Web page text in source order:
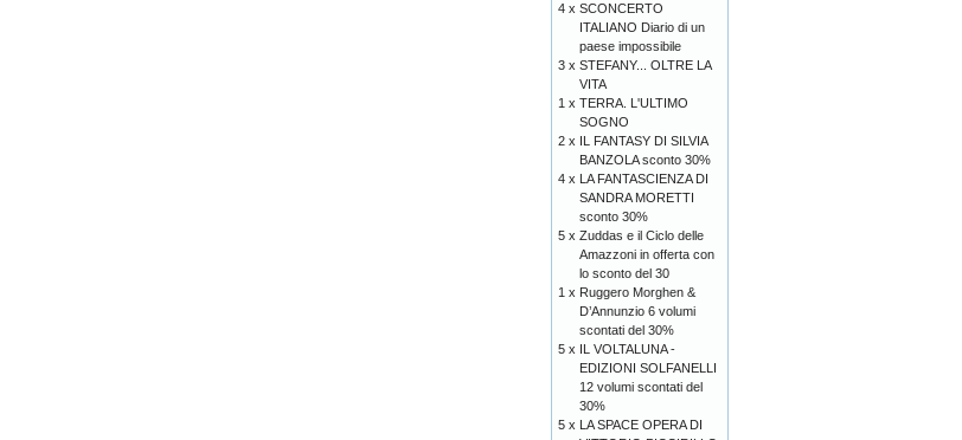
4 x SCONCERTO
ITALIANO Diario di un
paese impossibile
3 x STEFANY... OLTRE LA
VITA
1 x TERRA. L'ULTIMO
SOGNO
2 x IL FANTASY DI SILVIA
BANZOLA sconto 30%
4 x LA FANTASCIENZA DI
SANDRA MORETTI
sconto 30%
5 x Zuddas e il Ciclo delle
Amazzoni in offerta con
lo sconto del 30
1 x Ruggero Morghen &
D’Annunzio 6 volumi
scontati del 30%
5 x IL VOLTALUNA -
EDIZIONI SOLFANELLI
12 volumi scontati del
30%
5 x LA SPACE OPERA DI